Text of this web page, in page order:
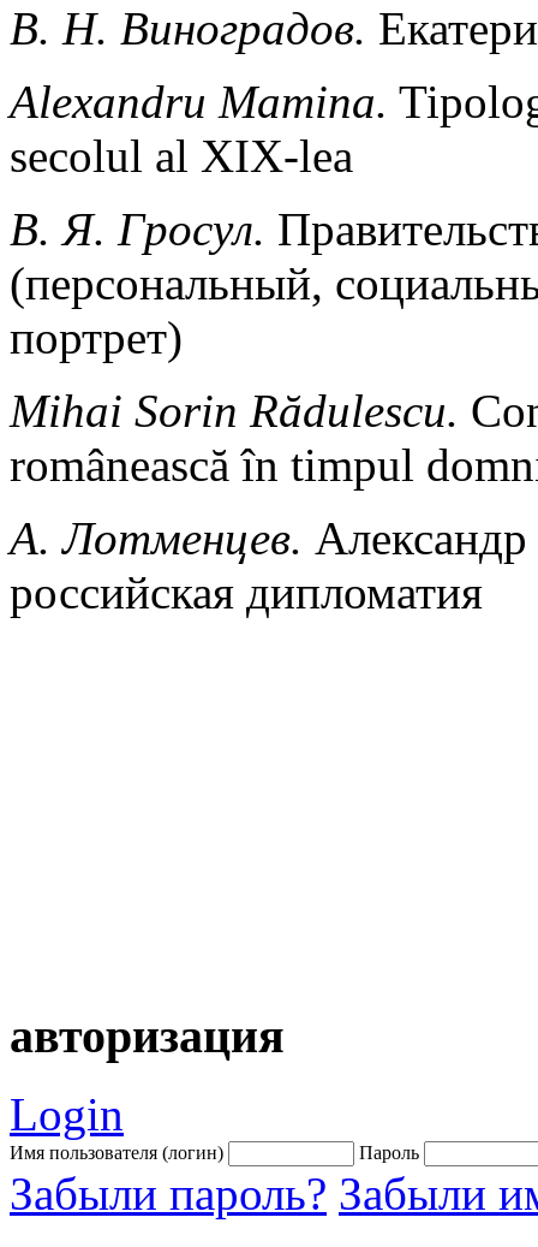
В. Н. Виноградов.
Alexandru Mamina.
secolul al XIX-lea
В. Я. Гpocyл.
(персональный,
портрет)
Mihai Sorin Rădulescu.
românească în timpul
А. Лотменцев.
российская дипломатия
авторизация
Login
Имя пользователя (логин) Пароль
Забыли пароль? Забыли